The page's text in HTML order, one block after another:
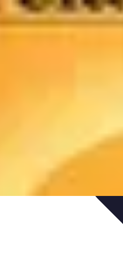
Routine quotidienneTechnologieRoutines